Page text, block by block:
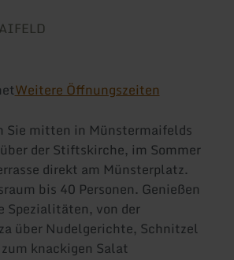
Weitere Öffnungszeiten
Sie mitten in Münstermaifelds
der Stiftskirche, im Sommer
direkt am Münsterplatz.
bis 40 Personen. Genießen
Spezialitäten, von der
über Nudelgerichte, Schnitzel
knackigen Salat